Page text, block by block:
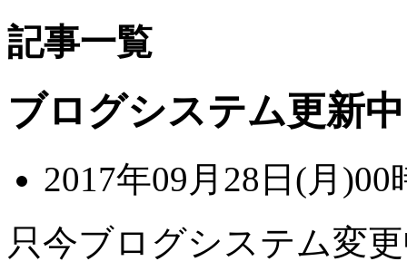
記事一覧
ブログシステム更新中
2017年09月28日(月)00
只今ブログシステム変